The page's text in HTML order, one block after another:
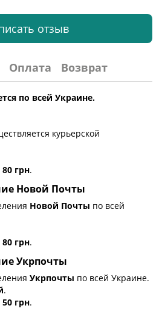
отзыв
Оплата Возврат
по всей Украине.
курьерской
80 грн.
Новой Почты
Новой Почты по всей
80 грн.
Укрпочты
Укрпочты по всей Украине.
.
50 грн.